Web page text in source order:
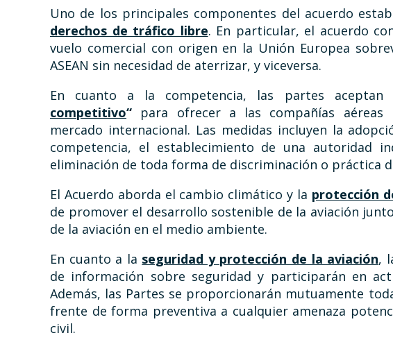
Uno de los principales componentes del acuerdo
derechos de tráfico libre. En particular, el acuerdo
vuelo comercial con origen en la Unión Europea
ASEAN sin necesidad de aterrizar, y viceversa.
En cuanto a la competencia, las partes aceptan
competitivo“ para ofrecer a las compañías
mercado internacional. Las medidas incluyen la
competencia, el establecimiento de una autoridad
eliminación de toda forma de discriminación o práctica
El Acuerdo aborda el cambio climático y la protección
de promover el desarrollo sostenible de la aviación
de la aviación en el medio ambiente.
En cuanto a la seguridad y protección de la aviación,
de información sobre seguridad y participarán en
Además, las Partes se proporcionarán mutuamente
frente de forma preventiva a cualquier amenaza
civil.